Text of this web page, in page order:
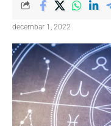
decembar 1, 2022